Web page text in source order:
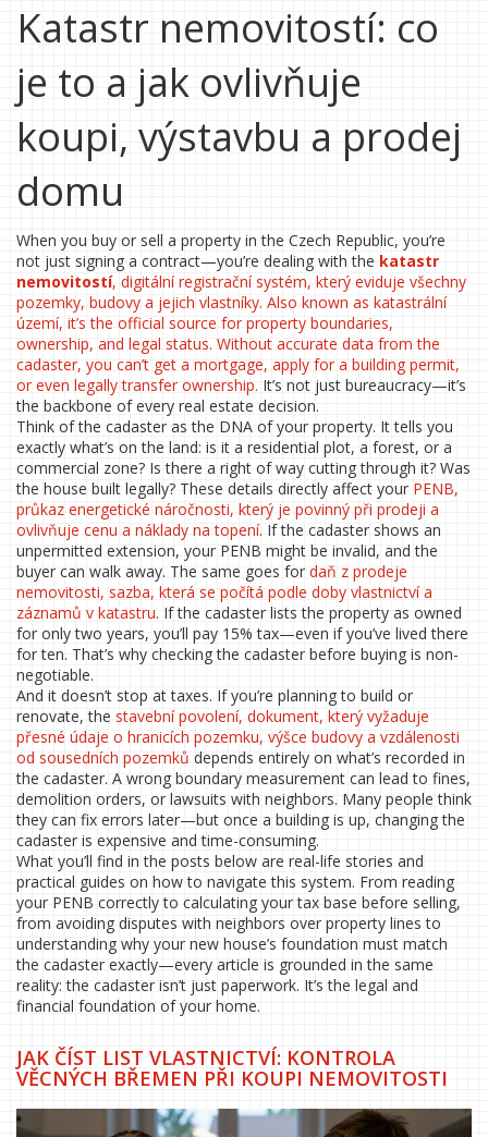
Katastr nemovitostí: co
je to a jak ovlivňuje
koupi, výstavbu a prodej
domu
When you buy or sell a property in the Czech Republic, you’re
not just signing a contract—you’re dealing with the katastr
nemovitostí, digitální registrační systém, který eviduje všechny
pozemky, budovy a jejich vlastníky. Also known as katastrální
území, it’s the official source for property boundaries,
ownership, and legal status. Without accurate data from the
cadaster, you can’t get a mortgage, apply for a building permit,
or even legally transfer ownership. It’s not just bureaucracy—it’s
the backbone of every real estate decision.
Think of the cadaster as the DNA of your property. It tells you
exactly what’s on the land: is it a residential plot, a forest, or a
commercial zone? Is there a right of way cutting through it? Was
the house built legally? These details directly affect your PENB,
průkaz energetické náročnosti, který je povinný při prodeji a
ovlivňuje cenu a náklady na topení. If the cadaster shows an
unpermitted extension, your PENB might be invalid, and the
buyer can walk away. The same goes for daň z prodeje
nemovitosti, sazba, která se počítá podle doby vlastnictví a
záznamů v katastru. If the cadaster lists the property as owned
for only two years, you’ll pay 15% tax—even if you’ve lived there
for ten. That’s why checking the cadaster before buying is non-
negotiable.
And it doesn’t stop at taxes. If you’re planning to build or
renovate, the stavební povolení, dokument, který vyžaduje
přesné údaje o hranicích pozemku, výšce budovy a vzdálenosti
od sousedních pozemků depends entirely on what’s recorded in
the cadaster. A wrong boundary measurement can lead to fines,
demolition orders, or lawsuits with neighbors. Many people think
they can fix errors later—but once a building is up, changing the
cadaster is expensive and time-consuming.
What you’ll find in the posts below are real-life stories and
practical guides on how to navigate this system. From reading
your PENB correctly to calculating your tax base before selling,
from avoiding disputes with neighbors over property lines to
understanding why your new house’s foundation must match
the cadaster exactly—every article is grounded in the same
reality: the cadaster isn’t just paperwork. It’s the legal and
financial foundation of your home.
JAK ČÍST LIST VLASTNICTVÍ: KONTROLA
VĚCNÝCH BŘEMEN PŘI KOUPI NEMOVITOSTI